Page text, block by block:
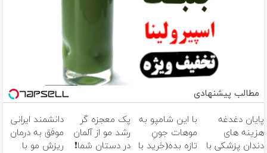
مطالب پیشنهادی
پایان دغدغه
هزینه های
دندان پزشکی با
با این شامپو به
موهات جونِ
تازه بده(خرید با
پک معجزه گر
رشد مو از آلمان
در دستان شما❗
دانشمند ایرانی
موفق به درمان
ریزش مو با